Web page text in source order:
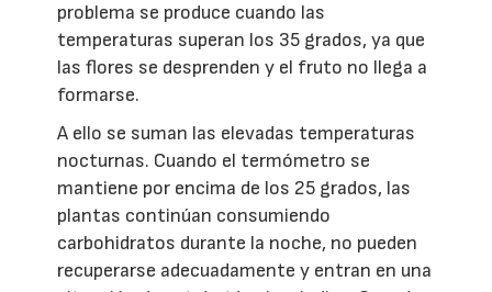
problema se produce cuando las
temperaturas superan los 35 grados, ya que
las flores se desprenden y el fruto no llega a
formarse.
A ello se suman las elevadas temperaturas
nocturnas. Cuando el termómetro se
mantiene por encima de los 25 grados, las
plantas continúan consumiendo
carbohidratos durante la noche, no pueden
recuperarse adecuadamente y entran en una